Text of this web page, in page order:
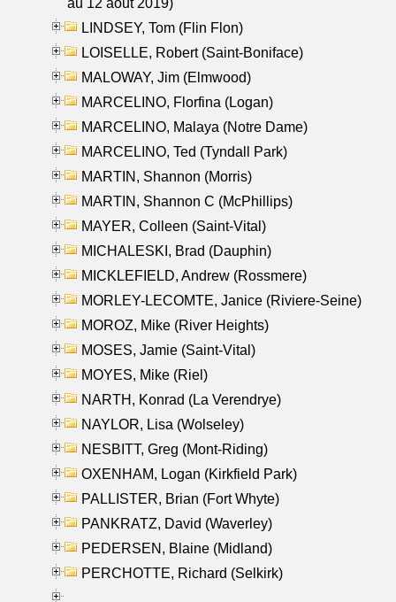
LINDSEY, Tom (Flin Flon)
LOISELLE, Robert (Saint-Boniface)
MALOWAY, Jim (Elmwood)
MARCELINO, Florfina (Logan)
MARCELINO, Malaya (Notre Dame)
MARCELINO, Ted (Tyndall Park)
MARTIN, Shannon (Morris)
MARTIN, Shannon C (McPhillips)
MAYER, Colleen (Saint-Vital)
MICHALESKI, Brad (Dauphin)
MICKLEFIELD, Andrew (Rossmere)
MORLEY-LECOMTE, Janice (Riviere-Seine)
MOROZ, Mike (River Heights)
MOSES, Jamie (Saint-Vital)
MOYES, Mike (Riel)
NARTH, Konrad (La Verendrye)
NAYLOR, Lisa (Wolseley)
NESBITT, Greg (Mont-Riding)
OXENHAM, Logan (Kirkfield Park)
PALLISTER, Brian (Fort Whyte)
PANKRATZ, David (Waverley)
PEDERSEN, Blaine (Midland)
PERCHOTTE, Richard (Selkirk)